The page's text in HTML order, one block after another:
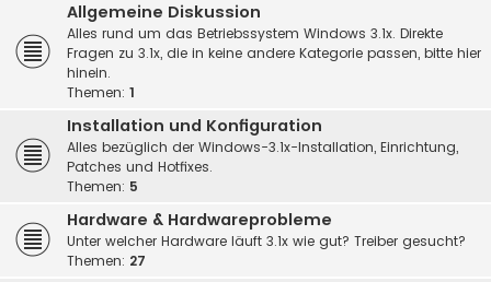
Allgemeine Diskussion
Alles rund um das Betriebssystem Windows 3.1x. Direkte
Fragen zu 3.1x, die in keine andere Kategorie passen, bitte hier
hinein.
Themen: 1
Installation und Konfiguration
Alles bezüglich der Windows-3.1x-Installation, Einrichtung,
Patches und Hotfixes.
Themen: 5
Hardware & Hardwareprobleme
Unter welcher Hardware läuft 3.1x wie gut? Treiber gesucht?
Themen: 27